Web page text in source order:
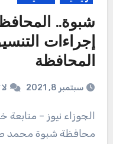
شبوة..
إجراءات
المحافظة
سبتمبر 8, 2021
الجوزاء نيوز – متابعة خاصة دشن محافظ محافظ
محافظة شبوة محمد